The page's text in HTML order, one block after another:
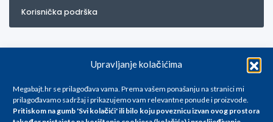
Upravljanje kolačićima
Megabajt.hr se prilagođava vama. Prema vašem ponašanju na stranici mi
prilagođavamo sadržaj i prikazujemo vam relevantne ponude i proizvode.
Pritiskom na gumb 'Svi kolačići' ili bilo koju poveznicu izvan ovog prostora
Korisnička podrška
Za artikle kojih trenutno nema u ponudi obratite nam se na